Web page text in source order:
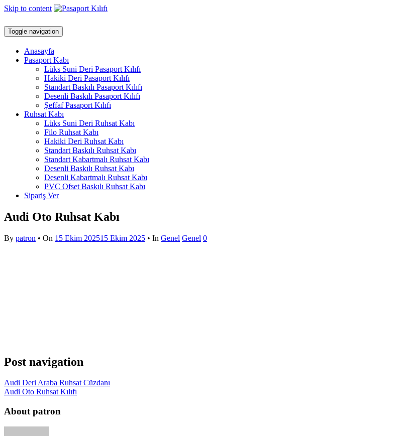
Skip to content
Toggle navigation
Anasayfa
Pasaport Kabı
Lüks Suni Deri Pasaport Kılıfı
Hakiki Deri Pasaport Kılıfı
Standart Baskılı Pasaport Kılıfı
Desenli Baskılı Pasaport Kılıfı
Şeffaf Pasaport Kılıfı
Ruhsat Kabı
Lüks Suni Deri Ruhsat Kabı
Filo Ruhsat Kabı
Hakiki Deri Ruhsat Kabı
Standart Baskılı Ruhsat Kabı
Standart Kabartmalı Ruhsat Kabı
Desenli Baskılı Ruhsat Kabı
Desenli Kabartmalı Ruhsat Kabı
PVC Ofset Baskılı Ruhsat Kabı
Sipariş Ver
Audi Oto Ruhsat Kabı
By patron • On 15 Ekim 202515 Ekim 2025 • In Genel Genel 0
Post navigation
Audi Deri Araba Ruhsat Cüzdanı
Audi Oto Ruhsat Kılıfı
About patron